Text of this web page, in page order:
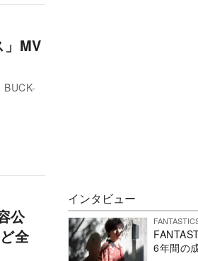
MV
公
全
インタビュー
6年間の